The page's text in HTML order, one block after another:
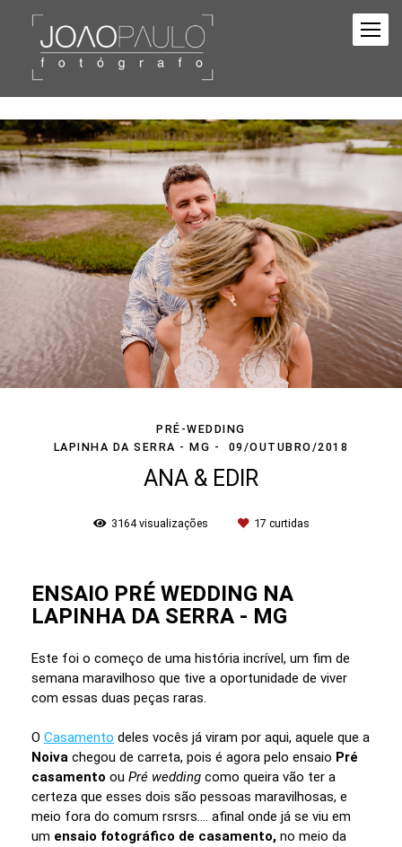
PRÉ-WEDDING
LAPINHA DA SERRA - MG
09/OUTUBRO/2018
ANA & EDIR
3164visualizações 17 curtidas
ENSAIO PRÉ WEDDING NA
LAPINHA DA SERRA - MG
Este foi o começo de uma história incrível, um fim de
semana maravilhoso que tive a oportunidade de viver
com essas duas peças raras.
O Casamento deles vocês já viram por aqui, aquele que a
Noiva chegou de carreta, pois é agora pelo ensaio Pré
casamento ou Pré wedding como queira vão ter a
certeza que esses dois são pessoas maravilhosas, e
meio fora do comum rsrsrs.... afinal onde já se viu em
um ensaio fotográfico de casamento, no meio da